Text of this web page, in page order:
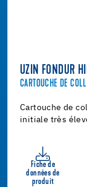
UZIN FONDUR
CARTOUCHE DE
Cartouche de
initiale très
Fiche de
données de
produit